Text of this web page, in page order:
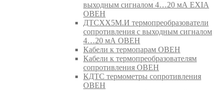
выходным сигналом 4…20 мА EXIA
ОВЕН
ДТСХХ5М.И термопреобразователи
сопротивления с выходным сигналом
4…20 мА ОВЕН
Кабели к термопарам ОВЕН
Кабели к термопреобразователям
сопротивления ОВЕН
КДТС термометры сопротивления
ОВЕН